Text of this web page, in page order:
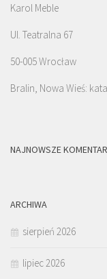
Karol Meble
Ul. Teatralna 67
50-005 Wrocław
Bralin, Nowa Wieś:
NAJNOWSZE
ARCHIWA
sierpień 2026
lipiec 2026